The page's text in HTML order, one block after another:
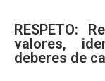
RESPETO:
valores,
deberes de